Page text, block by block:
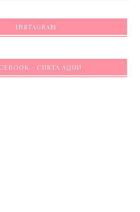
INSTAGRAM
- CURTA AQUI!